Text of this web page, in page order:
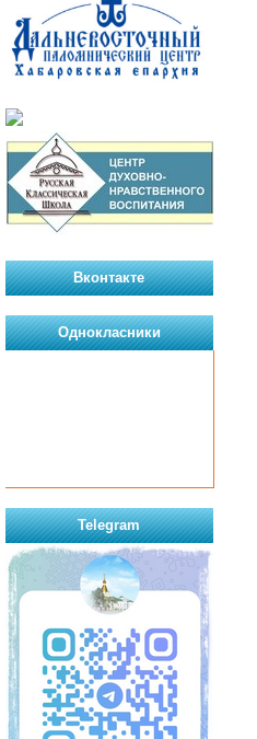
Вконтакте
Однокласники
Telegram